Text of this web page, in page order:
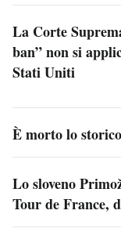
La Corte
ban” non si
Stati Uniti
È morto lo
Lo sloveno
Tour de France,